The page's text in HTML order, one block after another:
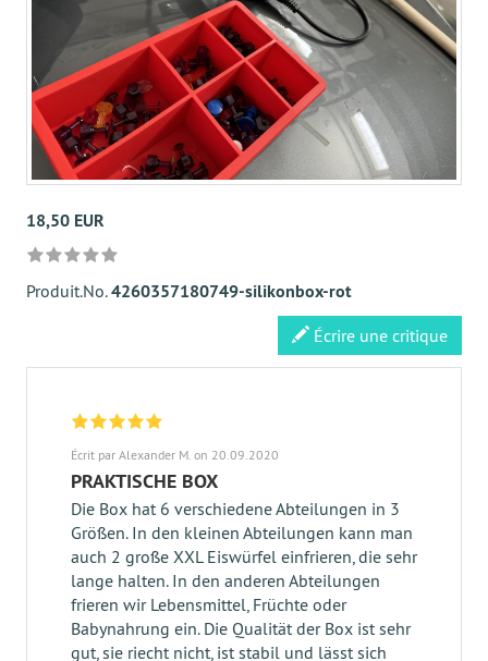
18,50 EUR
Produit.No.4260357180749-silikonbox-rot
Écrire une critique
Écrit par Alexander M. on 20.09.2020
PRAKTISCHE BOX
Die Box hat 6 verschiedene Abteilungen in 3
Größen. In den kleinen Abteilungen kann man
auch 2 große XXL Eiswürfel einfrieren, die sehr
lange halten. In den anderen Abteilungen
frieren wir Lebensmittel, Früchte oder
Babynahrung ein. Die Qualität der Box ist sehr
gut, sie riecht nicht, ist stabil und lässt sich